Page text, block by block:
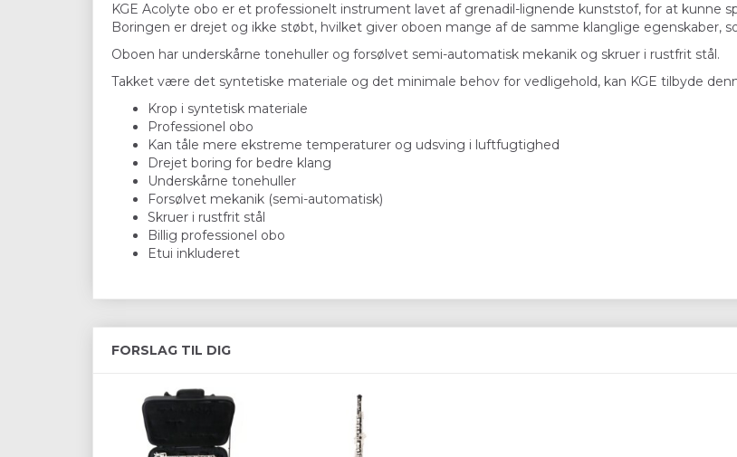
KGE Acolyte obo er et professionelt instrument lavet af grenadil-lignende kunststof, for at kunne
Boringen er drejet og ikke støbt, hvilket giver oboen mange af de samme klanglige egenskaber,
Oboen har underskårne tonehuller og forsølvet semi-automatisk mekanik og skruer i rustfrit stål.
Takket være det syntetiske materiale og det minimale behov for vedligehold, kan KGE tilbyde
Krop i syntetisk materiale
Professionel obo
Kan tåle mere ekstreme temperaturer og udsving i luftfugtighed
Drejet boring for bedre klang
Underskårne tonehuller
Forsølvet mekanik (semi-automatisk)
Skruer i rustfrit stål
Billig professionel obo
Etui inkluderet
FORSLAG TIL DIG